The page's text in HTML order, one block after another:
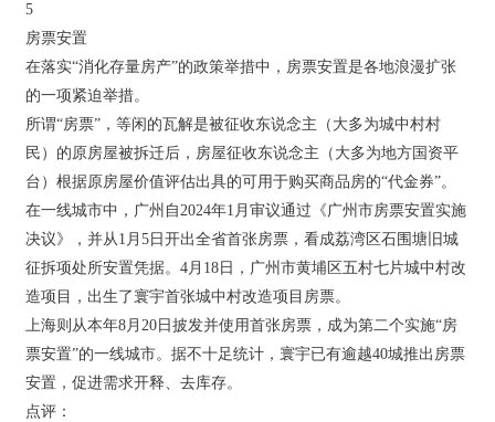
5
房票安置
在落实“消化存量房产”的政策举措中，房票安置是各地浪漫扩张
的一项紧迫举措。
所谓“房票”，等闲的瓦解是被征收东说念主（大多为城中村村
民）的原房屋被拆迁后，房屋征收东说念主（大多为地方国资平
台）根据原房屋价值评估出具的可用于购买商品房的“代金券”。
在一线城市中，广州自2024年1月审议通过《广州市房票安置实施
决议》，并从1月5日开出全省首张房票，看成荔湾区石围塘旧城
征拆项处所安置凭据。4月18日，广州市黄埔区五村七片城中村改
造项目，出生了寰宇首张城中村改造项目房票。
上海则从本年8月20日披发并使用首张房票，成为第二个实施“房
票安置”的一线城市。据不十足统计，寰宇已有逾越40城推出房票
安置，促进需求开释、去库存。
点评：